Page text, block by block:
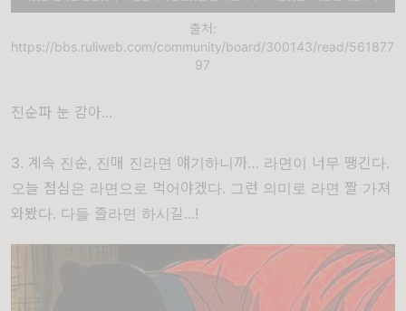
출처:
https://bbs.ruliweb.com/community/board/300143/read/561877
97
진순파 눈 감아...
3. 계속 진순, 진매 진라면 얘기하니까… 라면이 너무 땡긴다.
오늘 점심은 라면으로 먹어야겠다. 그런 의미로 라면 짤 가져
와봤다. 다들 즐라면 하시길...!